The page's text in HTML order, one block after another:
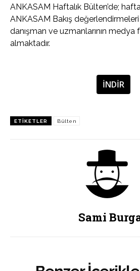
ANKASAM Haftalık Bülten’de;
ANKASAM Bakış
danışman ve uzmanlarının
almaktadır.
İNDİR
ETIKETLER Bülten
Sami